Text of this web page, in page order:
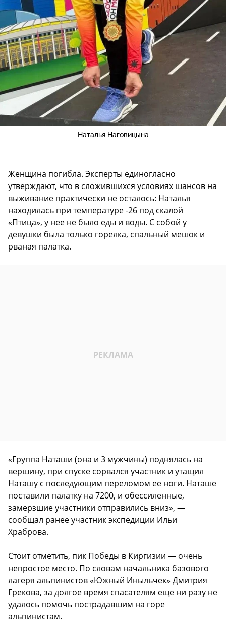
Наталья Наговицына
Женщина погибла. Эксперты единогласно
утверждают, что в сложившихся условиях шансов на
выживание практически не осталось: Наталья
находилась при температуре -26 под скалой
«Птица», у нее не было еды и воды. С собой у
девушки была только горелка, спальный мешок и
рваная палатка.
«Группа Наташи (она и 3 мужчины) поднялась на
вершину, при спуске сорвался участник и утащил
Наташу с последующим переломом ее ноги. Наташе
поставили палатку на 7200, и обессиленные,
замерзшие участники отправились вниз», —
сообщал ранее участник экспедиции Ильи
Храброва.
Стоит отметить, пик Победы в Киргизии — очень
непростое место. По словам начальника базового
лагеря альпинистов «Южный Иныльчек» Дмитрия
Грекова, за долгое время спасателям еще ни разу не
удалось помочь пострадавшим на горе
альпинистам.